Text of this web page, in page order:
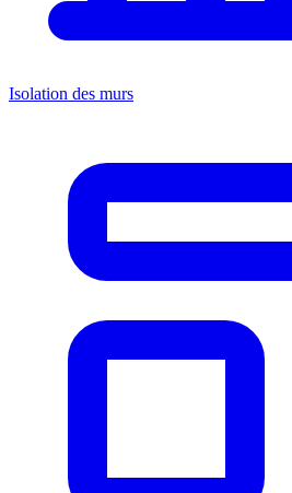
Isolation des murs